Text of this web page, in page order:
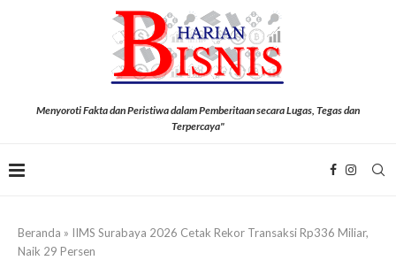
Menyoroti Fakta dan Peristiwa dalam Pemberitaan secara Lugas, Tegas dan
Terpercaya"
Beranda » IIMS Surabaya 2026 Cetak Rekor Transaksi Rp336 Miliar,
Naik 29 Persen